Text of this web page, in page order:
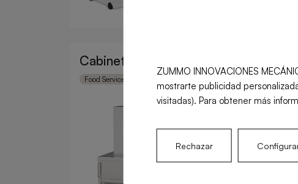
Cabinet Double Z40
Food Service
Classic
Food Service
ZUMMO INNOVACIONES
mostrarte publicidad
visitadas). Para obtener más
Rechazar